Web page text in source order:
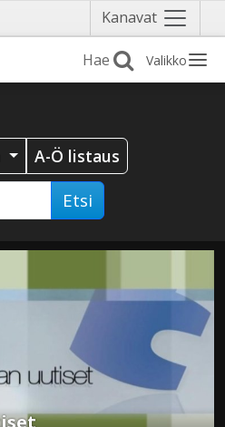
Kanavat Näytä
valikko
Valikko
A-Ö listaus
Etsi